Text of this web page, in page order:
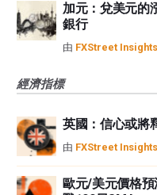
加元：兌美元的
銀行
由 FXStreet
經濟指標
英國：信心或將
由 FXStreet
歐元/美元價格